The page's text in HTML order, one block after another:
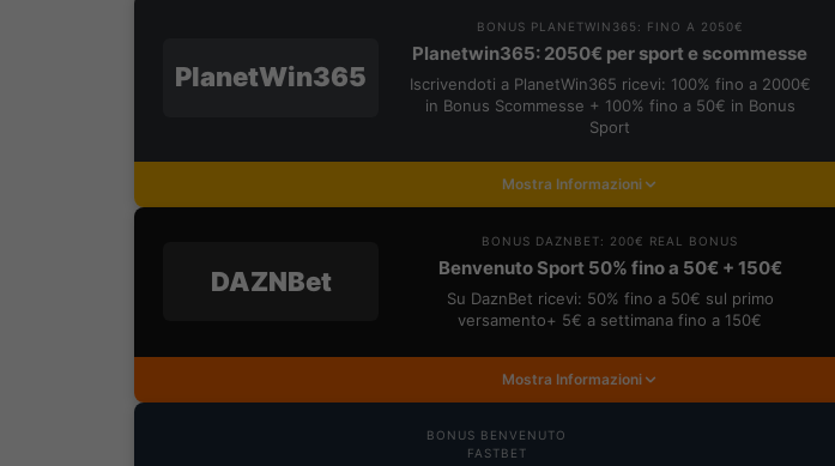
PlanetWin365
BONUS PLANETWIN365: FINO A 2050€
Planetwin365: 2050€ per sport e scommesse
Iscrivendoti a PlanetWin365 ricevi: 100% fino a 2000€
in Bonus Scommesse + 100% fino a 50€ in Bonus
Sport
Mostra Informazioni
DAZNBet
BONUS DAZNBET: 200€ REAL BONUS
Benvenuto Sport 50% fino a 50€ + 150€
Su DaznBet ricevi: 50% fino a 50€ sul primo
versamento+ 5€ a settimana fino a 150€
Mostra Informazioni
BONUS BENVENUTO
FASTBET